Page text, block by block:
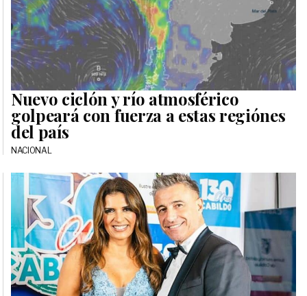
Nuevo ciclón y río atmosférico
golpeará con fuerza a estas regiónes
del país
NACIONAL